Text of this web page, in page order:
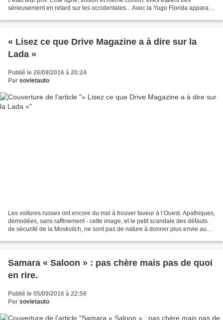
sérieusement en retard sur les occidentales... Avec la Yugo Florida apparait
« Lisez ce que Drive Magazine a à dire sur la
Lada »
Publié le 26/09/2016 à 20:24
Par sovietauto
Les voitures russes ont encore du mal à trouver faveur à l’Ouest. Apathiques,
démodées, sans raffinement - cette image, et le petit scandale des défauts
de sécurité de la Moskvitch, ne sont pas de nature à donner plus envie aux
Samara « Saloon » : pas chère mais pas de quoi
en rire.
Publié le 05/09/2016 à 22:56
Par sovietauto